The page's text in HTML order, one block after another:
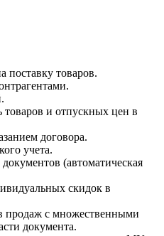
поставку товаров.
и отпускных цен в
договора.
учета.
(автоматическая
скидок в
продаж с множественными
документа.